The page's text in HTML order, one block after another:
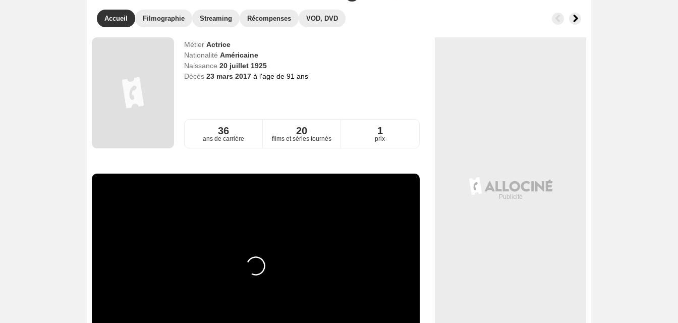
Accueil Filmographie Streaming Récompenses VOD, DVD
Métier Actrice
Nationalité Américaine
Naissance 20 juillet 1925
Décès 23 mars 2017 à l'age de 91 ans
36
ans de carrière
20
films et séries tournés
1
prix